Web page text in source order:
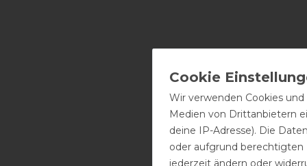
Wir verwenden Cookies
Medien von Drittanbietern
deine IP-Adresse). Die
oder aufgrund berechtigten
jederzeit ändern oder